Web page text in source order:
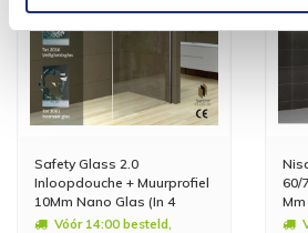
Safety Glass 2.0
Inloopdouche + Muurprofiel
10Mm Nano Glas (In 4
Maten Verkrijgbaar)
Vóór 14:00 besteld,
60/